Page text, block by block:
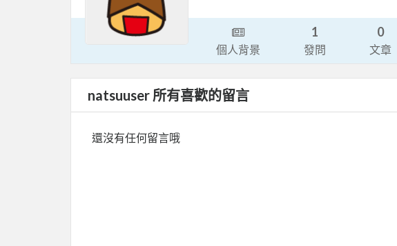
個人背景
1
發問
0
文章
natsuuser 所有喜歡的留言
還沒有任何留言哦